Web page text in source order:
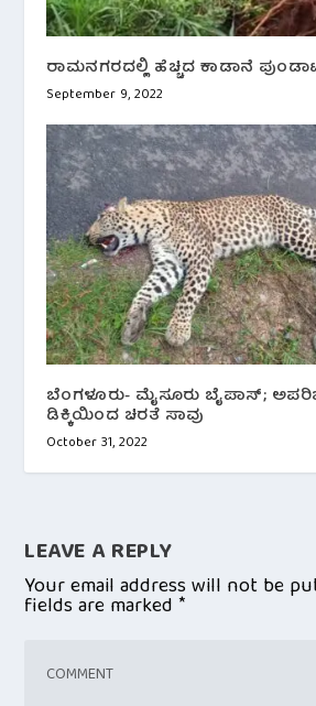
ರಾಮನಗರದಲ್ಲಿ ಹೆಚ್ಚಿದ ಕಾಡಾನೆ
September 9, 2022
ಬೆಂಗಳೂರು- ಮೈಸೂರು ಬೈಪಾಸ್;
ಡಿಕ್ಕಿಯಿಂದ ಚಿರತೆ ಸಾವು
October 31, 2022
LEAVE A REPLY
Your email address will not be
fields are marked*